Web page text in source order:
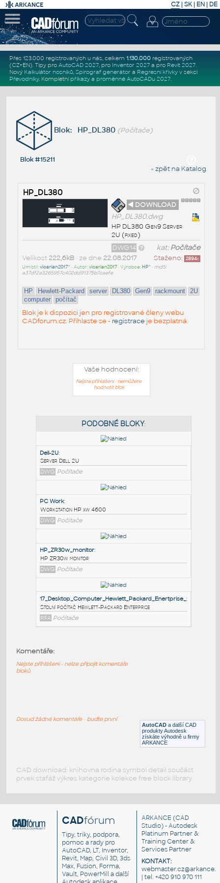
CZ | SK| EN | DE
Přes 123.000 registrovaných u nás, celkem 1.130.000registrovaných
(CZ+EN). Tipy pro AutoCAD 2027, pro Inventor 2027a pro Revit 2027.
Nový Kalkulátor nosníků, Spirograf generátor a Regresní křivkyv sekci
Převodníky. Kompletní příkazya proměnné AutoCADu 2027.
Blok: HP_DL380 (Počítače)
Blok #15211
« zpět na Katalog
HP_DL380
◄ DOWNLOAD
HP_DL380.dwg
HP DL380 Gen9 Server
2U (fixed)
kat:Počítače
DWG14
Staženo: 2894x
Velikost 222,6kB• ze dne 22.08.2017
Umístil:vicarian2017^ • Autor:vicarian2017• Výrobce: HP^ • md5:
a37df2a3265957c402dd91375b7caefe
HP Hewlett-Packard server DL380 Gen9 rackmount
2U
computer
počítač
Blok je k dispozici jen pro registrované členy webu
CADforum.cz. Přihlaste se - registrace je bezplatná.
Vaše hodnocení:
Nejste přihlášeni - nemůžete
hodnotit blok
Server Dell 2U
DWG Počítače
PC Work:
Workstation HP xw 4600
DWG Počítače
HP_ZR30w_monitor
Počítače
AutoCAD a další CAD
produkty Autodesk
získáte výhodně u firmy
ARKANCE
Komentáře:
Nejste přihlášeni - nelze připojit komentáře
bloků
Dosud žádné komentáře - buďte první
CAD download: knihovna rodina symbol detail součást
prvek stafáž výkres kategorie kolekce free block library
CADfórum
Tipy, triky, podpora,
pomoc a rady pro
AutoCAD, LT, Inventor,
Revit, Map, Civil 3D, 3ds
Max, Fusion, Forma,
Vault, PowerMill a další
ARKANCE (CAD
Studio) - Autodesk
Platinum Partner &
Training Center &
Services Partner
KONTAKT:
| tel. +420 910 970 111